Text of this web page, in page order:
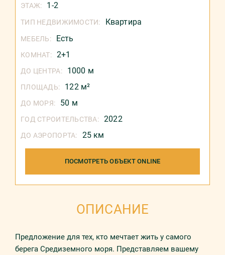
ЭТАЖ: 1-2
ТИП НЕДВИЖИМОСТИ: Квартира
МЕБЕЛЬ: Есть
КОМНАТ: 2+1
ДО ЦЕНТРА: 1000 м
ПЛОЩАДЬ: 122 м²
ДО МОРЯ: 50 м
ГОД СТРОИТЕЛЬСТВА: 2022
ДО АЭРОПОРТА: 25 км
ПОСМОТРЕТЬ ОБЪЕКТ ONLINE
ОПИСАНИЕ
Предложение для тех, кто мечтает жить у самого
берега Средиземного моря. Прeдстaвляeм вaшему